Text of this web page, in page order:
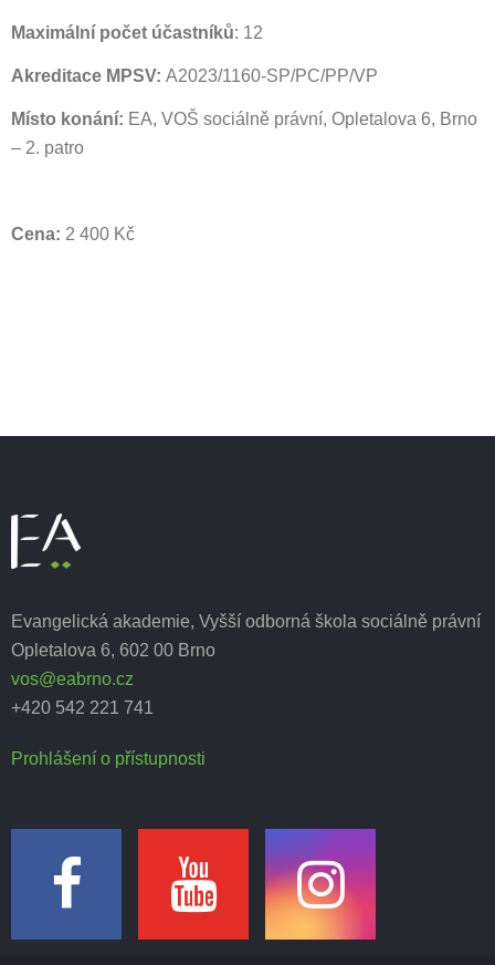
Maximální počet účastníků: 12
Akreditace MPSV: A2023/1160-SP/PC/PP/VP
Místo konání: EA, VOŠ sociálně právní, Opletalova 6, Brno
– 2. patro
Cena: 2 400 Kč
Evangelická akademie, Vyšší odborná škola sociálně právní
Opletalova 6, 602 00 Brno
vos@eabrno.cz
+420 542 221 741
Prohlášení o přístupnosti